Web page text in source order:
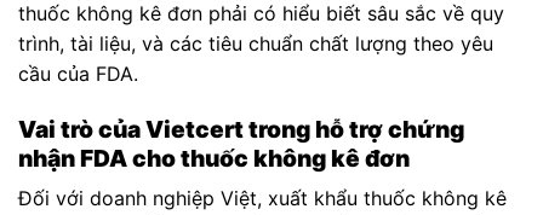
thuốc không kê đơn phải có hiểu biết sâu sắc về quy
trình, tài liệu, và các tiêu chuẩn chất lượng theo yêu
cầu của FDA.
Vai trò của Vietcert trong hỗ trợ chứng
nhận FDA cho thuốc không kê đơn
Đối với doanh nghiệp Việt, xuất khẩu thuốc không kê